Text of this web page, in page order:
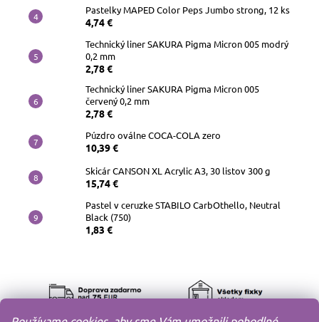
Pastelky MAPED Color Peps Jumbo strong, 12 ks
4,74 €
Technický liner SAKURA Pigma Micron 005 modrý
0,2 mm
2,78 €
Technický liner SAKURA Pigma Micron 005
červený 0,2 mm
2,78 €
Púzdro oválne COCA-COLA zero
10,39 €
Skicár CANSON XL Acrylic A3, 30 listov 300 g
15,74 €
Pastel v ceruzke STABILO CarbOthello, Neutral
Black (750)
1,83 €